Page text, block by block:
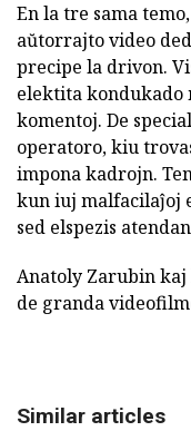
En la tre sama
aŭtorrajto video
precipe la drivon.
elektita kondukado
komentoj. De
operatoro, kiu
impona kadrojn.
kun iuj malfacilaĵoj
sed elspezis
Anatoly Zarubin
de granda
Similar articles